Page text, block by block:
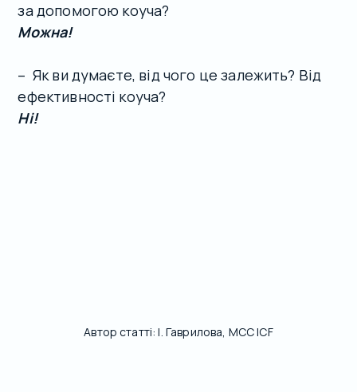
за допомогою коуча?
Можна!
– Як ви думаєте, від чого це залежить? Від
ефективності коуча?
Ні!
Автор статті: І. Гаврилова, MCC ICF